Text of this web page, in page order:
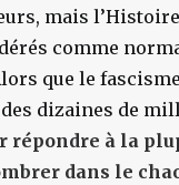
mais
comme
que le
dizaines de
à la
dans le